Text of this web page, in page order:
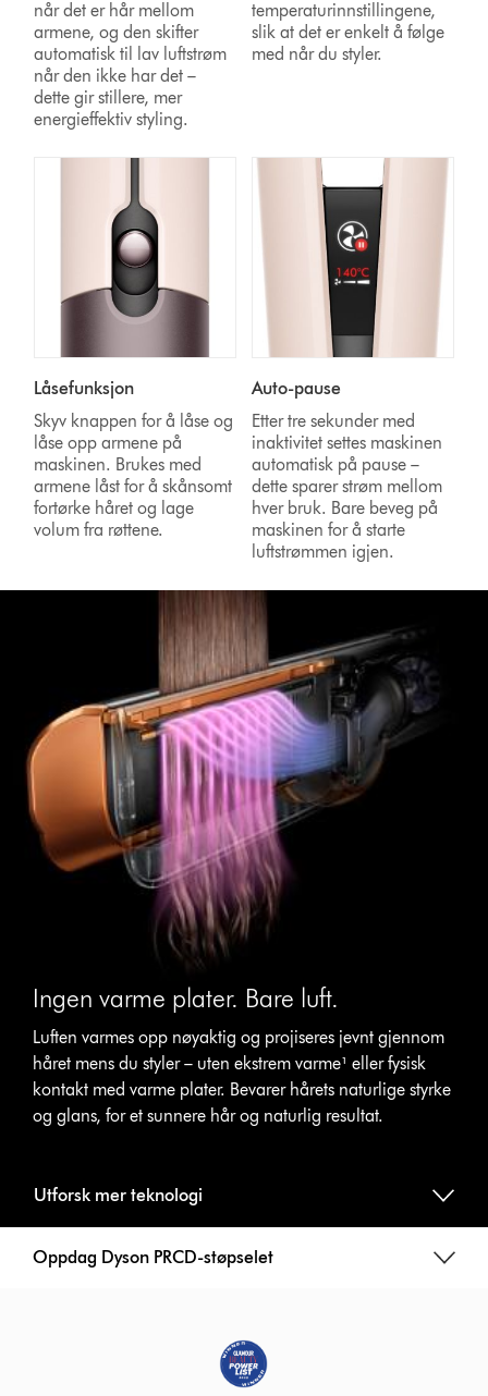
når det er hår mellom
armene, og den skifter
automatisk til lav luftstrøm
når den ikke har det –
dette gir stillere, mer
energieffektiv styling.
temperaturinnstillingene,
slik at det er enkelt å følge
med når du styler.
Låsefunksjon
Skyv knappen for å låse og
låse opp armene på
maskinen. Brukes med
armene låst for å skånsomt
fortørke håret og lage
volum fra røttene.
Auto-pause
Etter tre sekunder med
inaktivitet settes maskinen
automatisk på pause –
dette sparer strøm mellom
hver bruk. Bare beveg på
maskinen for å starte
luftstrømmen igjen.
Ingen varme plater. Bare luft.
Luften varmes opp nøyaktig og projiseres jevnt gjennom
håret mens du styler – uten ekstrem varme¹ eller fysisk
kontakt med varme plater. Bevarer hårets naturlige styrke
og glans, for et sunnere hår og naturlig resultat.
Utforsk mer teknologi
Oppdag Dyson PRCD-støpselet